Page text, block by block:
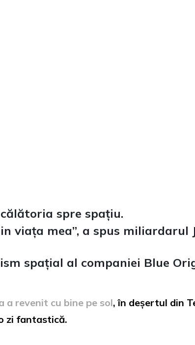
spre spațiu.
viața mea”, a spus miliardarul
spațial al companiei Blue
a revenit cu bine pe sol, în deșertul din
zi fantastică.